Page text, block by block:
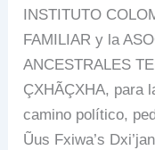
INSTITUTO
FAMILIAR y la
ANCESTRALES
ÇXHÃÇXHA, para
camino político,
Ũus Fxiwa’s